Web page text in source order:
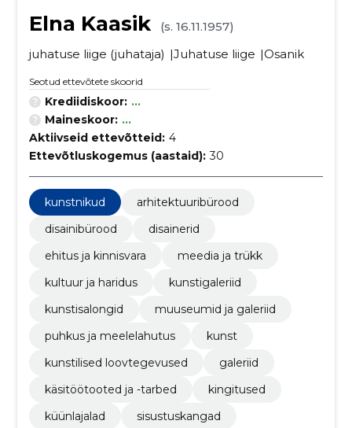
Elna Kaasik
(s. 16.11.1957)
juhatuse liige (juhataja)
Juhatuse liige Osanik
Seotud ettevõtete skoorid
Krediidiskoor: ...
Maineskoor: ...
Aktiivseid ettevõtteid: 4
Ettevõtluskogemus (aastaid): 30
kunstnikud
arhitektuuribürood
disainibürood
disainerid
ehitus ja kinnisvara
meedia ja trükk
kultuur ja haridus
kunstigaleriid
kunstisalongid
muuseumid ja galeriid
puhkus ja meelelahutus
kunst
kunstilised loovtegevused
galeriid
käsitöötooted ja -tarbed
kingitused
küünlajalad
sisustuskangad